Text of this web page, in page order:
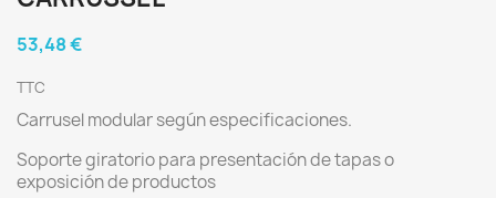
53,48 €
TTC
Carrusel modular según especificaciones.
Soporte giratorio para presentación de tapas o
exposición de productos